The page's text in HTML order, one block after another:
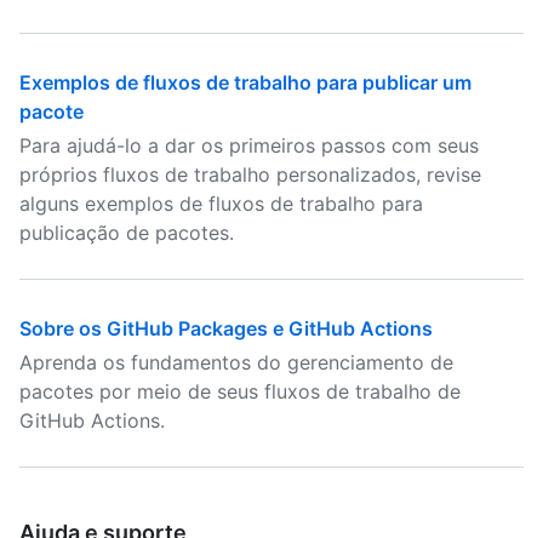
Exemplos de fluxos de trabalho para publicar um
pacote
Para ajudá-lo a dar os primeiros passos com seus
próprios fluxos de trabalho personalizados, revise
alguns exemplos de fluxos de trabalho para
publicação de pacotes.
Sobre os GitHub Packages e GitHub Actions
Aprenda os fundamentos do gerenciamento de
pacotes por meio de seus fluxos de trabalho de
GitHub Actions.
Ajuda e suporte